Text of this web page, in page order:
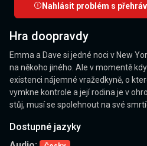
Nahlásit problém s
Hra doopravdy
Emma a Dave si jedné noci v New
na někoho jiného. Ale v momentě
existenci nájemné vražedkyně, o
vymkne kontrole a její rodina je v
stůj, musí se spolehnout na své
Dostupné jazyky